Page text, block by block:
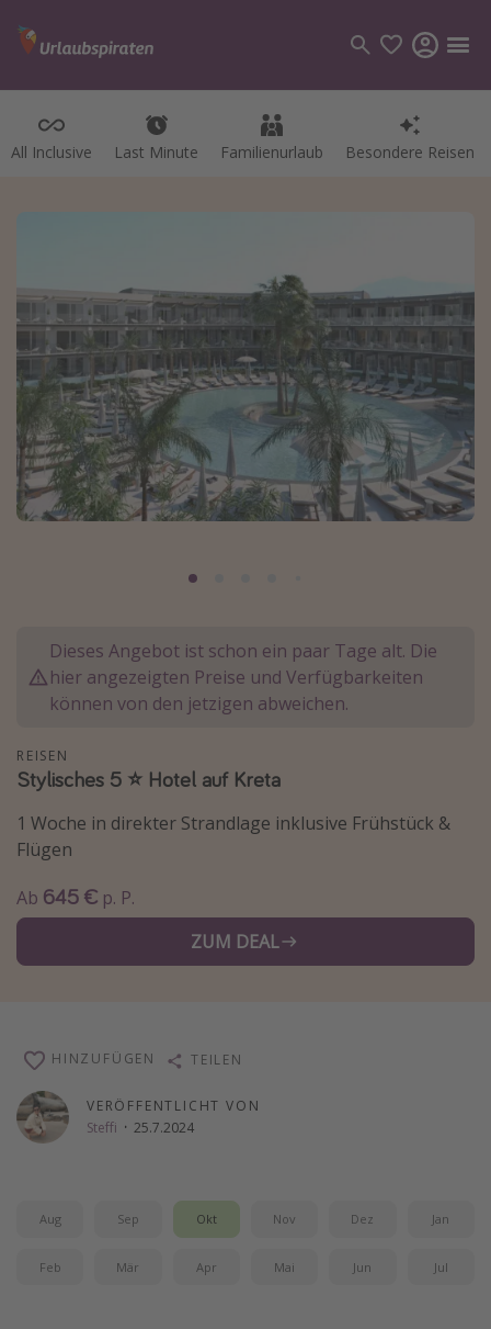
All Inclusive Last Minute Familienurlaub Besondere Reisen
Kategorien
Kreuzfahrten
Reiseziele
Alle Reiseziele
Bodensee Urlaub
Gozo Urlaub
Normandie Urlaub
Krabi Urlaub
Tulum Urlaub
Japan Rundreise
Reisethemen
Wellnessurlaub
Singlereisen
Gruppenreisen
Hotels am Achensee
Dieses Angebot ist schon ein paar Tage alt. Die
hier angezeigten Preise und Verfügbarkeiten
können von den jetzigen abweichen.
REISEN
Stylisches 5 ⭐️ Hotel auf Kreta
1 Woche in direkter Strandlage inklusive Frühstück &
Flügen
Ab 645 € p. P.
ZUM DEAL
VERÖFFENTLICHT VON
Steffi · 25.7.2024
HINZUFÜGEN TEILEN
Aug Sep Okt Nov Dez Jan
Feb Mär Apr Mai Jun Jul